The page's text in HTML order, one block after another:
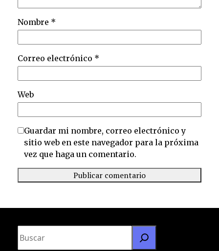
Nombre *
Correo electrónico *
Web
Guardar mi nombre, correo electrónico y
sitio web en este navegador para la próxima
vez que haga un comentario.
u